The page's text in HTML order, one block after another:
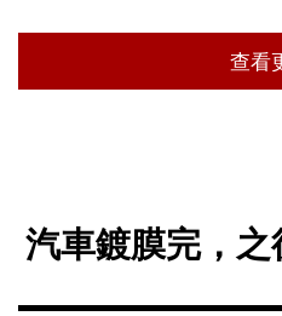
查看
汽車鍍膜完，之